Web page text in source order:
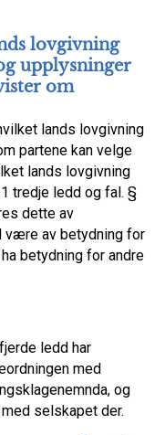
lovgivning
upplysninger
om
lands lovgivning
partene kan velge
lands lovgivning
tredje ledd og fal. §
dette av
være av betydning for
betydning for andre
ledd har
med
og
selskapet der.